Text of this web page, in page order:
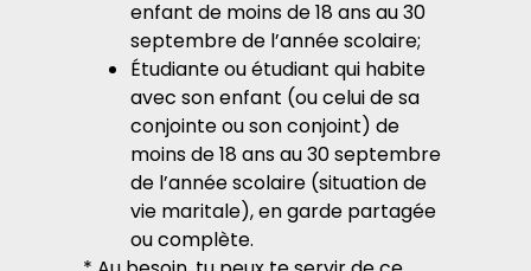
enfant de moins de 18 ans au 30
septembre de l’année scolaire;
Étudiante ou étudiant qui habite
avec son enfant (ou celui de sa
conjointe ou son conjoint) de
moins de 18 ans au 30 septembre
de l’année scolaire (situation de
vie maritale), en garde partagée
ou complète.